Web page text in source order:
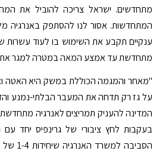
מתחדשים. ישראל צריכה להוביל את
המתחדשות. אסור לנו להסתפק
מתחדשת עד אמצע המאה במטרה למגר את
"מאחר והמגמה הכוללת במשק היא האטה
על גז רק תדחה את המעבר הבלתי-נמנע
המדינה להעניק תמריצים לאנרגיה מתחדשת
בעקבות לחץ ציבורי של גרינפיס יחד